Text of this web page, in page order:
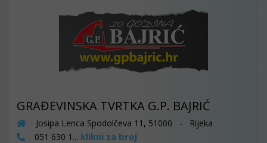
GRAĐEVINSKA TVRTKA G.P. BAJRIĆ
Josipa Lenca Spodolčeva 11, 51000 - Rijeka
051 630 1... klikni za broj